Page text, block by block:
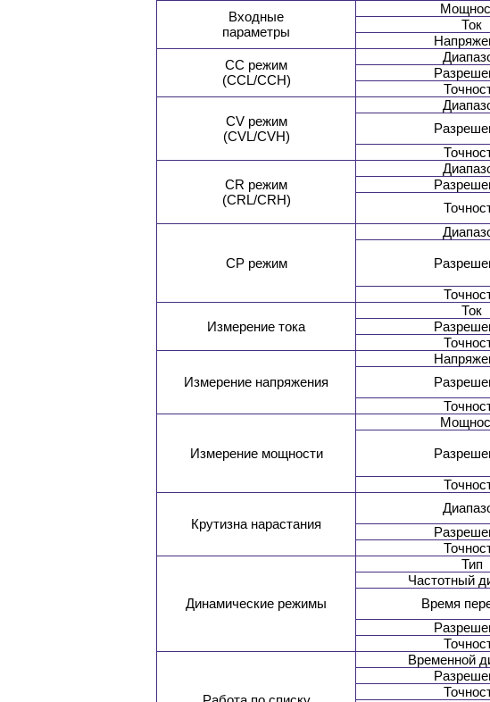
Входные
параметры
Ток
CC режим
(CCL/CCH)
CV режим
(CVL/CVH)
CR режим
(СRL/CRH)
CP режим
Измерение тока
Ток
Измерение напряжения
Измерение мощности
Крутизна нарастания
Динамические режимы
Тип
Частотный
Время
Временной